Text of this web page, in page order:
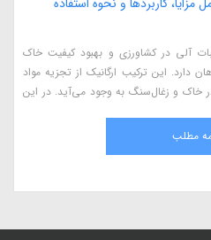
که اکثرا در سالاد به عنوان سبزی پایه
داشتن ویتامین ها و مواد معدنی مختلف
میتوانند با آگاهی از بیماری ها و
مطلب